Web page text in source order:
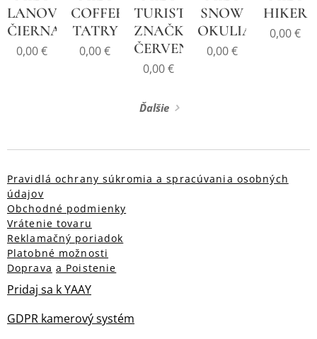
LANOVKA
ČIERNA
0,00€
COFFEE
TATRY
0,00€
TURISTICKÁ
ZNAČKA
ČERVENÁ
0,00€
SNOW
OKULIARE
0,00€
HIKER
0,00€
Ďalšie
Pravidlá ochrany súkromia a spracúvania osobných
údajov
Obchodné podmienky
Vrátenie tovaru
Reklamačný poriadok
Platobné možnosti
Doprava a Poistenie
Pridaj sa k YAAY
GDPR kamerový systém